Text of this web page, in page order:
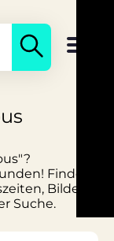
Finden
Bilder
Suche.